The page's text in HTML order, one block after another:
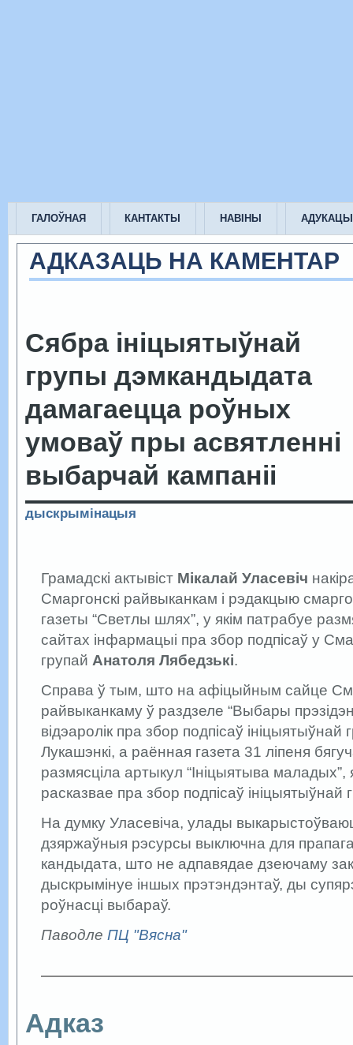
ГАЛОЎНАЯ КАНТАКТЫ НАВІНЫ
АДКАЗАЦЬ НА КАМЕНТАР
Сябра ініцыятыўнай
групы дэмкандыдата
дамагаецца роўных
умоваў пры асвятленні
выбарчай кампаніі
дыскрымінацыя
Грамадскі актывіст Мікалай Уласевіч
Смаргонскі райвыканкам і рэдакцыю
газеты “Светлы шлях”, у якім патрабуе
сайтах інфармацыі пра збор подпісаў у
групай Анатоля Лябедзькі.
Справа ў тым, што на афіцыйным сайце
райвыканкаму ў раздзеле “Выбары
відэаролік пра збор подпісаў
Лукашэнкі, а раённая газета 31 ліпеня
размясціла артыкул “Ініцыятыва маладых”,
расказвае пра збор подпісаў ініцыятыўнай
На думку Уласевіча, улады
дзяржаўныя рэсурсы выключна для
кандыдата, што не адпавядае дзеючаму
дыскрымінуе іншых прэтэндэнтаў, ды
роўнасці выбараў.
Паводле ПЦ "Вясна"
Адказ